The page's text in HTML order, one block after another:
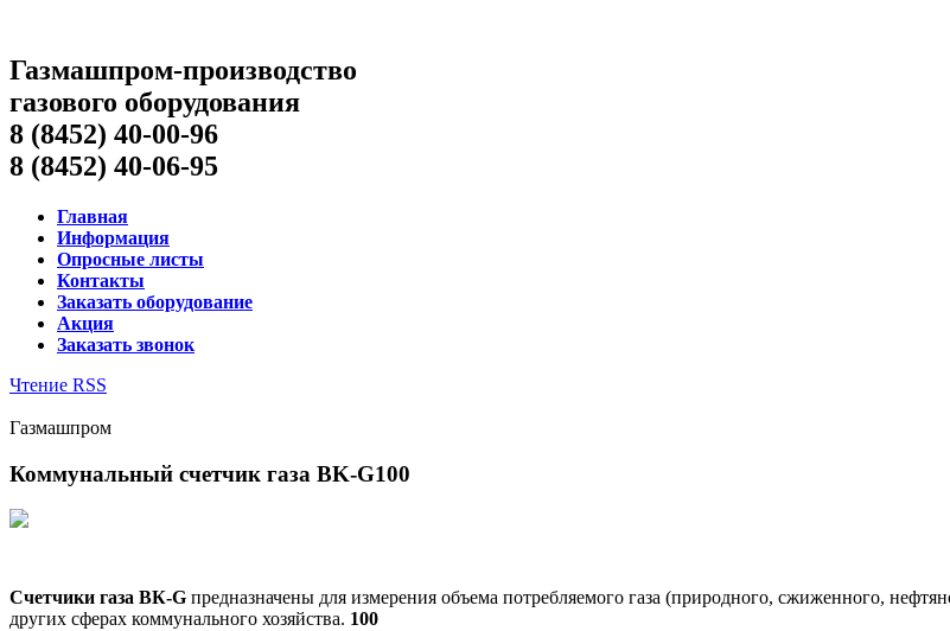
Газмашпром-производство
газового оборудования
8 (8452) 40-00-96
8 (8452) 40-06-95
Главная
Информация
Опросные листы
Контакты
Заказать оборудование
Акция
Заказать звонок
Чтение RSS
Газмашпром
Коммунальный счетчик газа BK-G100
Счетчики газа ВК-G предназначены для измерения объема потребляемого газа (природного, сжиженного,
других сферах коммунального хозяйства. 100